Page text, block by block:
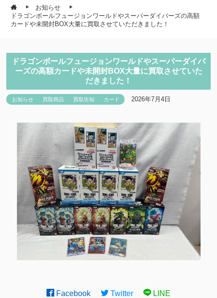
お知らせ
ドラゴンボールフュージョンワールドやスーパーダイバーズの高額
カードや未開封BOX大量に買取させていただきました！
ドラゴンボールフュージョンワールドやスーパーダイバ
ーズの高額カードや未開封BOX大量に買取させていた
だきました！
お知らせ 買取商品 買取告知 カード 2026年7月4日
Facebook Twitter LINE